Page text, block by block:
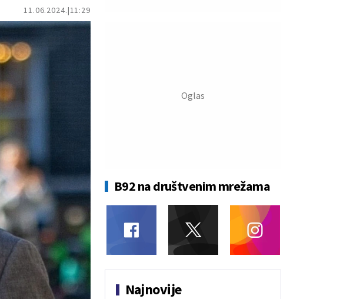
11.06.2024. 11:29
B92 na društvenim mrežama
Najnovije